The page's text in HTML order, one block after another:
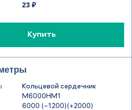
23 ₽
Купить
Кольцевой сердечник
М6000НМ1
6000 (−1200)(+2000)